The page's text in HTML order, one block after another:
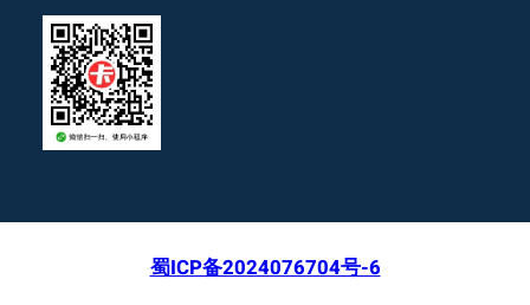
蜀ICP备2024076704号-6